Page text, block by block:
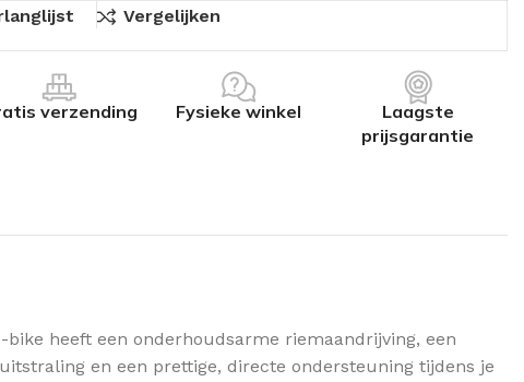
Vergelijken
verzending Fysieke winkel
Laagste
prijsgarantie
heeft een onderhoudsarme riemaandrijving, een
en een prettige, directe ondersteuning tijdens je